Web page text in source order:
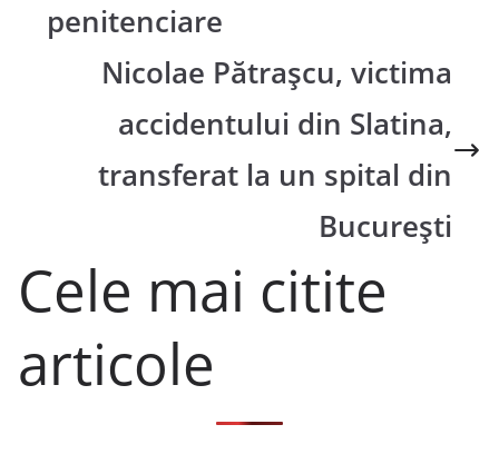
penitenciare
Nicolae Pătrașcu, victima
accidentului din Slatina,
transferat la un spital din
București
Cele mai citite
articole